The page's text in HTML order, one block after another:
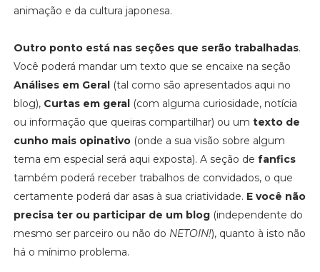
animação e da cultura japonesa.
Outro ponto está nas seções que serão trabalhadas.
Você poderá mandar um texto que se encaixe na seção
Análises em Geral(tal como são apresentados aqui no
blog), Curtas em geral(com alguma curiosidade, notícia
ou informação que queiras compartilhar) ou um texto de
cunho mais opinativo(onde a sua visão sobre algum
tema em especial será aqui exposta). A seção de fanfics
também poderá receber trabalhos de convidados, o que
certamente poderá dar asas à sua criatividade. E você não
precisa ter ou participar de um blog (independente do
mesmo ser parceiro ou não do NETOIN!), quanto à isto não
há o mínimo problema.